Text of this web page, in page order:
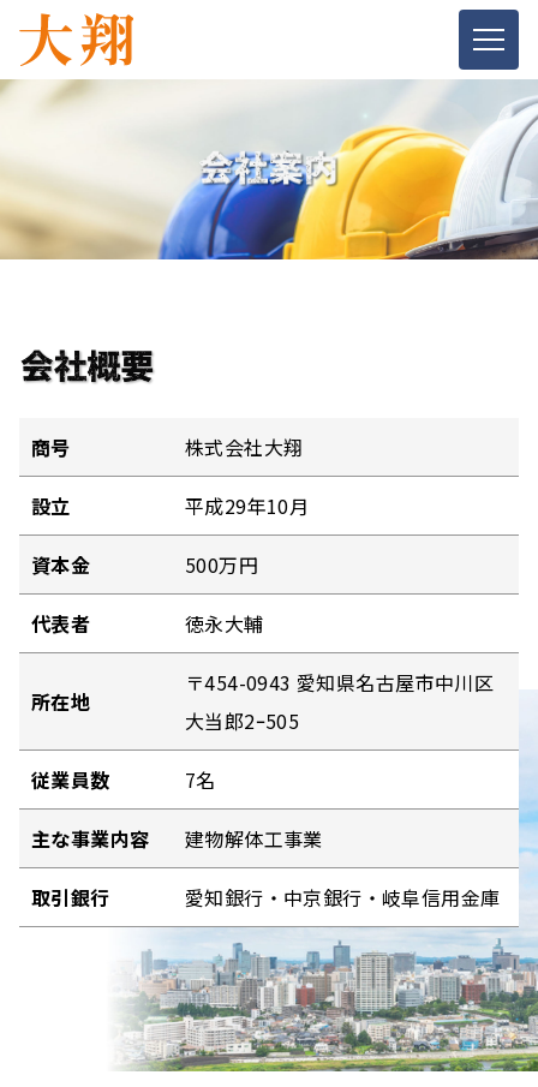
商号 株式会社大翔
設立 平成29年10月
資本金 500万円
代表者 徳永大輔
所在地
〒454-0943 愛知県名古屋市中川区
大当郎2ｰ505
従業員数 7名
主な事業内容 建物解体工事業
取引銀行 愛知銀行・中京銀行・岐阜信用金庫